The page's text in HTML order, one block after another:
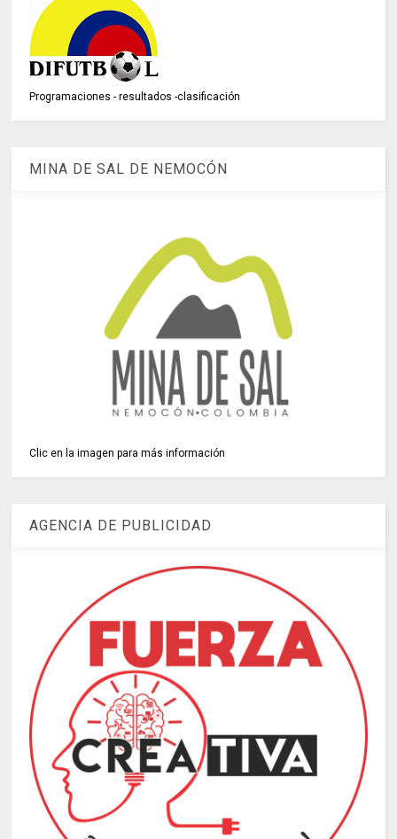
Programaciones - resultados -clasificación
MINA DE SAL DE NEMOCÓN
Clic en la imagen para más información
AGENCIA DE PUBLICIDAD